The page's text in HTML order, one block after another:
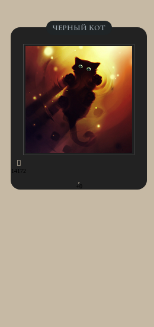
ЧЕРНЫЙ КОТ
14172
+0